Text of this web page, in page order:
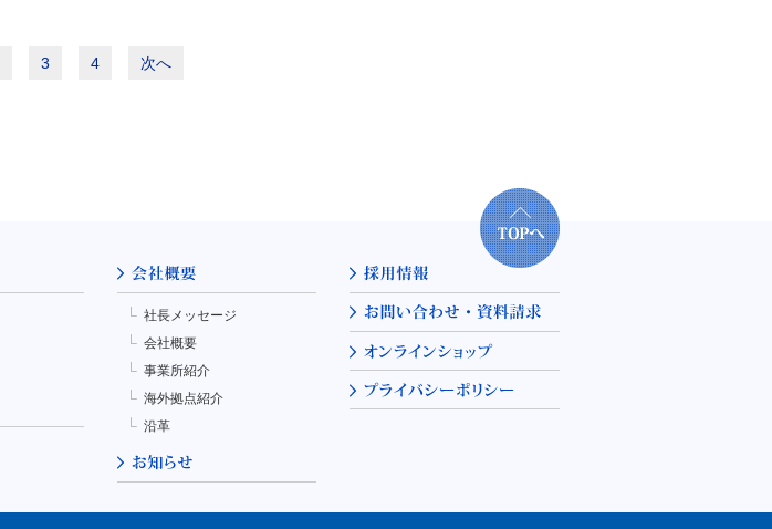
3 4 次へ
社長メッセージ
会社概要
事業所紹介
海外拠点紹介
沿革